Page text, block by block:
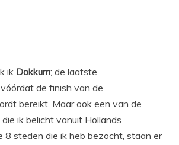
ik Dokkum; de laatste
de finish van de
bereikt. Maar ook een van de
ik belicht vanuit Hollands
8 steden die ik heb bezocht, staan er